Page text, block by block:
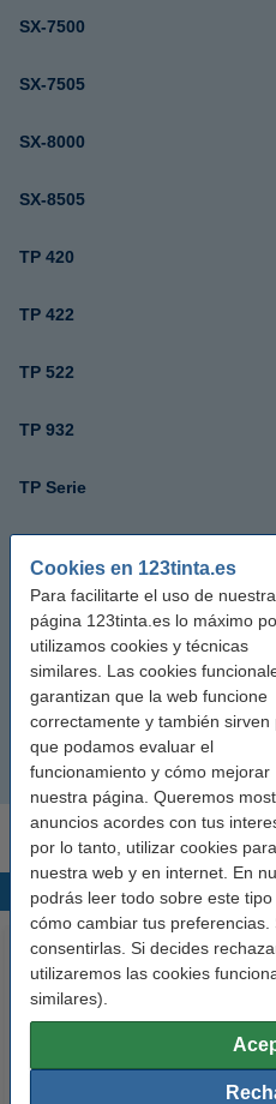
Cookies en 123tinta.es
Para facilitarte el uso de nuestra
página 123tinta.es lo máximo
utilizamos cookies y técnicas
similares. Las cookies
garantizan que la web funcione
correctamente y también sirven
que podamos evaluar el
funcionamiento y cómo mejorar
nuestra página. Queremos
anuncios acordes con tus
por lo tanto, utilizar cookies
nuestra web y en internet. En
podrás leer todo sobre este
cómo cambiar tus
consentirlas. Si decides
utilizaremos las cookies
similares).
SX-7500
SX-7505
SX-8000
SX-8505
TP 420
TP 422
TP 522
TP 932
TP Serie
UX 70
UX 78
UX Serie
Productos